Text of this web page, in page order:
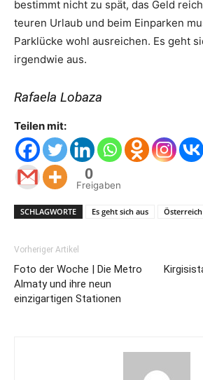
bestimmt nicht zu spät, das Geld
teuren Urlaub und beim Einparken
Parklücke wohl ausreichen. Es geht
irgendwie aus.
Rafaela Lobaza
Teilen mit:
0
Freigaben
SCHLAGWORTE Es geht sich aus Österreich
Vorheriger Artikel
Foto der Woche | Die Metro
Almaty und ihre neun
einzigartigen Stationen